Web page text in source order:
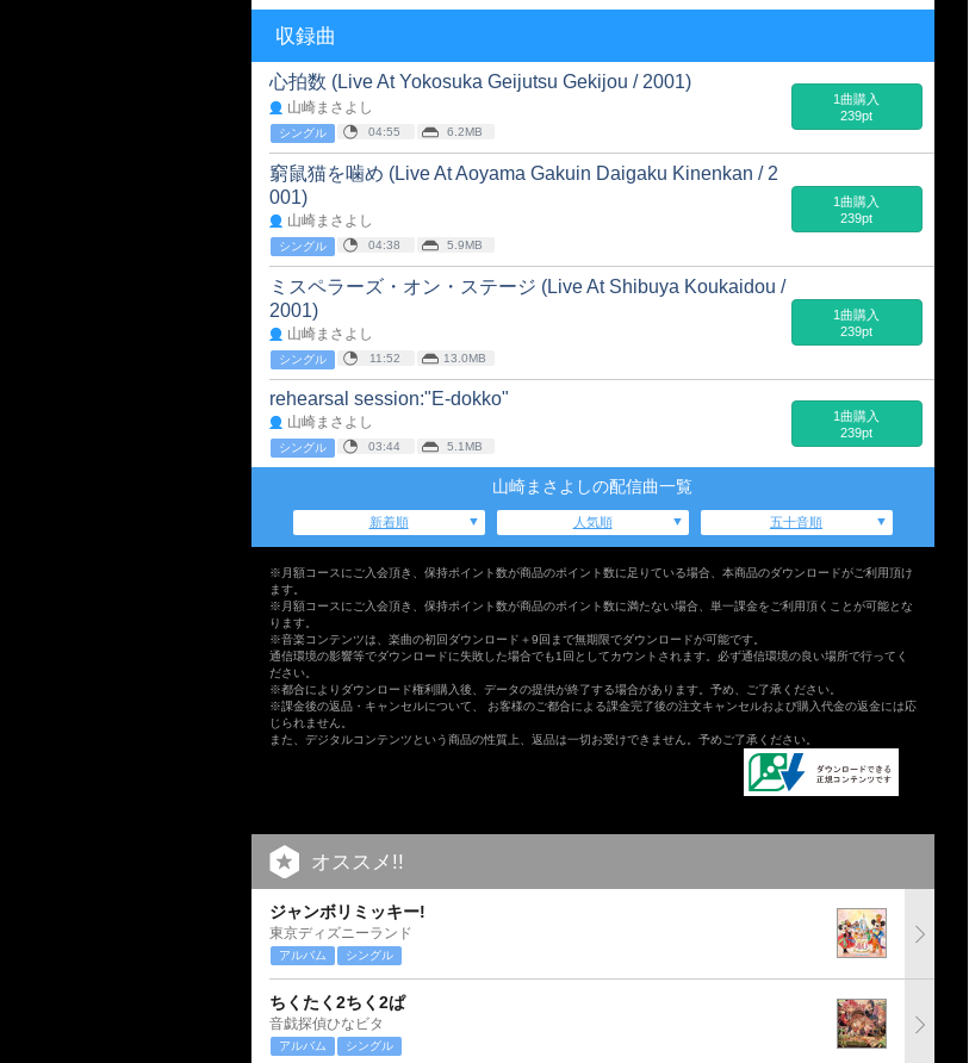
収録曲
心拍数 (Live At Yokosuka Geijutsu Gekijou / 2001)
山崎まさよし
シングル 04:55 6.2MB
1曲購入
239pt
窮鼠猫を噛め (Live At Aoyama Gakuin Daigaku Kinenkan / 2
001)
山崎まさよし
シングル 04:38 5.9MB
1曲購入
239pt
ミスペラーズ・オン・ステージ (Live At Shibuya Koukaidou /
2001)
山崎まさよし
シングル 11:52 13.0MB
1曲購入
239pt
rehearsal session:"E-dokko"
山崎まさよし
シングル 03:44 5.1MB
1曲購入
239pt
山崎まさよしの配信曲一覧
新着順 人気順 五十音順
※月額コースにご入会頂き、保持ポイント数が商品のポイント数に足りている場合、本商品のダウンロードがご利用頂け
ます。
※月額コースにご入会頂き、保持ポイント数が商品のポイント数に満たない場合、単一課金をご利用頂くことが可能とな
ります。
※音楽コンテンツは、楽曲の初回ダウンロード＋9回まで無期限でダウンロードが可能です。
通信環境の影響等でダウンロードに失敗した場合でも1回としてカウントされます。必ず通信環境の良い場所で行ってく
ださい。
※都合によりダウンロード権利購入後、データの提供が終了する場合があります。予め、ご了承ください。
※課金後の返品・キャンセルについて、 お客様のご都合による課金完了後の注文キャンセルおよび購入代金の返金には応
じられません。
また、デジタルコンテンツという商品の性質上、返品は一切お受けできません。予めご了承ください。
オススメ!!
ジャンボリミッキー!
東京ディズニーランド
アルバム シングル
ちくたく2ちく2ぱ
音戯探偵ひなビタ
アルバム シングル